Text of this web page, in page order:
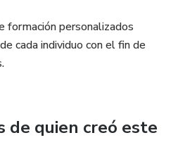
semanas vía Telegram para
guía entre sesión y sesión.
formación personalizados
cada individuo con el fin de
de quien creó este